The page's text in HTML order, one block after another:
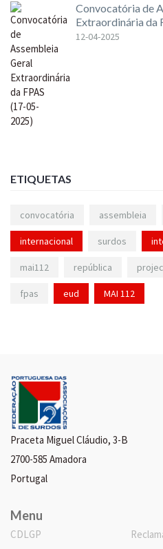
Convocatória de
Extraordinária da
12-04-2025
ETIQUETAS
convocatória assembleia
internacional surdos
mai112 república
fpas eud MAI 112
Praceta Miguel Cláudio, 3-B
2700-585 Amadora
Portugal
Menu
CDLGP